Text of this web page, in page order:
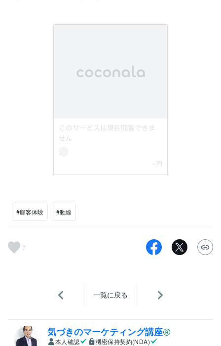
#顧客体験 #動線
7
一覧に戻る
気づきのマーケティング講座
本人確認
機密保持契約(NDA)